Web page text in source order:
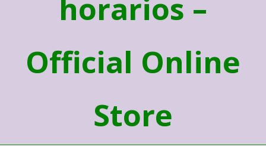
horarios –
Official Online
Store